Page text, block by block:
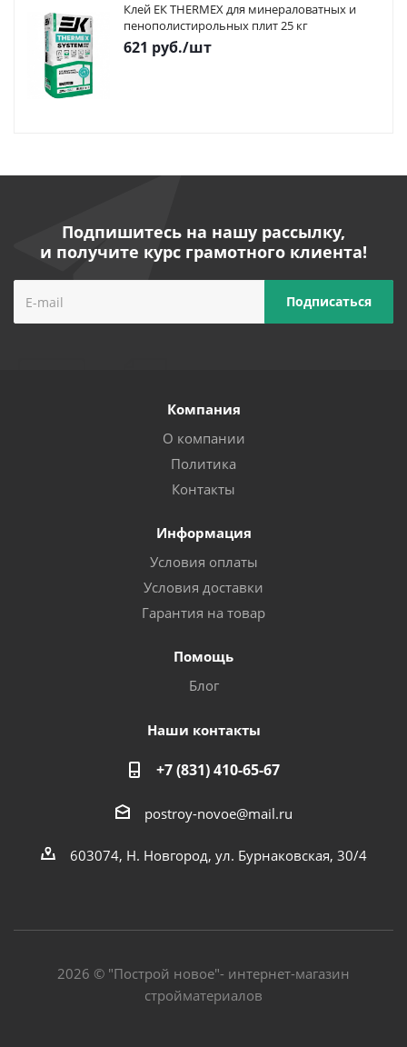
Клей ЕК THERMEX для минераловатных и
пенополистирольных плит 25 кг
621 руб./шт
Подпишитесь на нашу рассылку,
и получите курс грамотного клиента!
Компания
О компании
Политика
Контакты
Информация
Условия оплаты
Условия доставки
Гарантия на товар
Помощь
Блог
Наши контакты
+7 (831) 410-65-67
postroy-novoe@mail.ru
603074, Н. Новгород, ул. Бурнаковская, 30/4
2026 © "Построй новое"- интернет-магазин
стройматериалов